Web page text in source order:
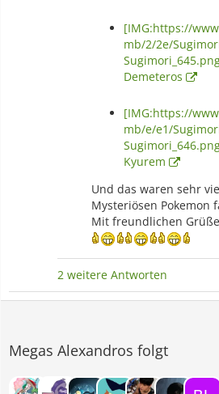
[IMG:https://
mb/2/2e/
Demeteros
[IMG:https://
mb/e/e1/
Kyurem
Und das waren sehr
Mysteriösen Pokemon
Mit freundlichen
2 weitere Antworten
Megas Alexandros folgt